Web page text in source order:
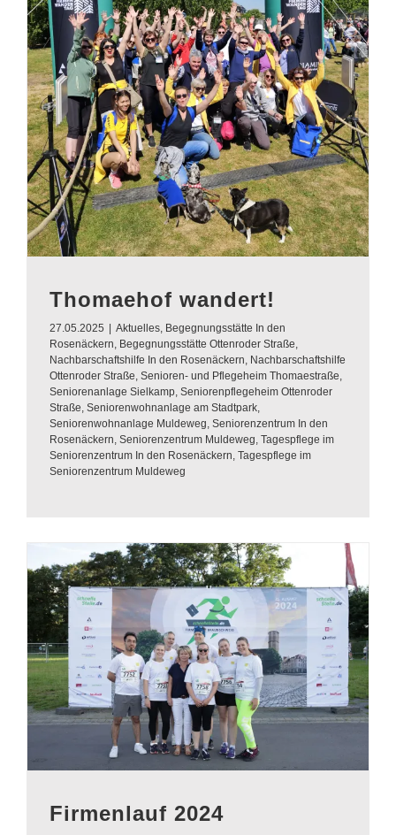
Thomaehof wandert!
27.05.2025 Aktuelles, Begegnungsstätte In den
Rosenäckern, Begegnungsstätte Ottenroder Straße,
Nachbarschaftshilfe In den Rosenäckern, Nachbarschaftshilfe
Ottenroder Straße, Senioren- und Pflegeheim Thomaestraße,
Seniorenanlage Sielkamp, Seniorenpflegeheim Ottenroder
Straße, Seniorenwohnanlage am Stadtpark,
Seniorenwohnanlage Muldeweg, Seniorenzentrum In den
Rosenäckern, Seniorenzentrum Muldeweg, Tagespflege im
Seniorenzentrum In den Rosenäckern, Tagespflege im
Seniorenzentrum Muldeweg
Firmenlauf 2024